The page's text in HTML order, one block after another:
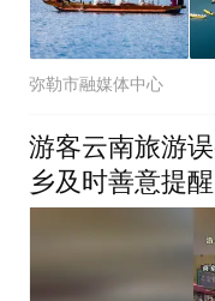
弥勒市融媒体中心
游客云南旅游
乡及时善意提